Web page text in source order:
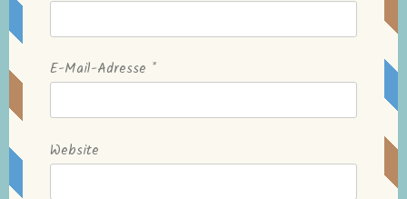
E-Mail-Adresse *
Website